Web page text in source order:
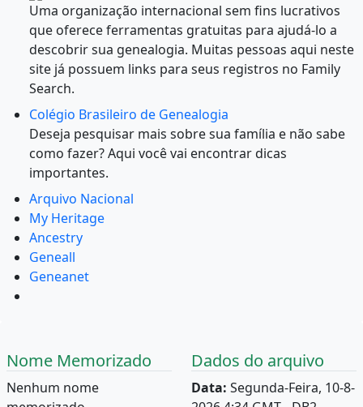
Uma organização internacional sem fins lucrativos
que oferece ferramentas gratuitas para ajudá-lo a
descobrir sua genealogia. Muitas pessoas aqui neste
site já possuem links para seus registros no Family
Search.
Colégio Brasileiro de Genealogia
Deseja pesquisar mais sobre sua família e não sabe
como fazer? Aqui você vai encontrar dicas
importantes.
Arquivo Nacional
My Heritage
Ancestry
Geneall
Geneanet
Nome Memorizado
Nenhum nome
Dados do arquivo
Data: Segunda-Feira, 10-8-